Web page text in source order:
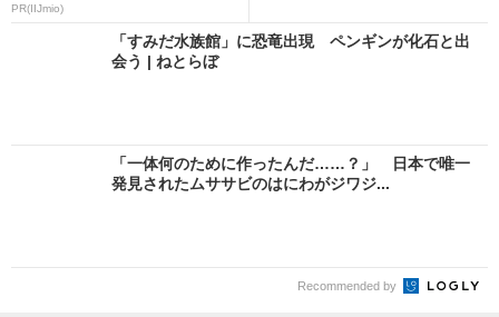
PR(IIJmio)
「すみだ水族館」に恐竜出現 ペンギンが化石と出
会う | ねとらぼ
「一体何のために作ったんだ……？」 日本で唯一
発見されたムササビのはにわがジワジ...
Recommended by